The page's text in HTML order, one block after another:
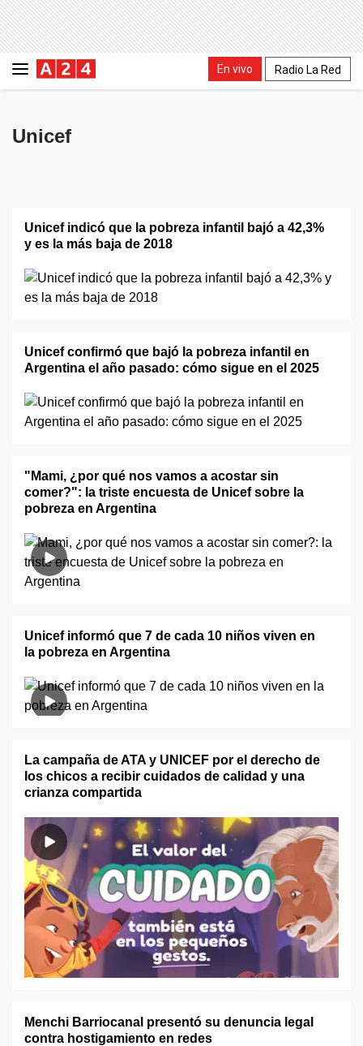
En vivo Radio La Red
Unicef
Unicef indicó que la pobreza infantil bajó a 42,3%
y es la más baja de 2018
Unicef confirmó que bajó la pobreza infantil en
Argentina el año pasado: cómo sigue en el 2025
"Mami, ¿por qué nos vamos a acostar sin
comer?": la triste encuesta de Unicef sobre la
pobreza en Argentina
Unicef informó que 7 de cada 10 niños viven en
la pobreza en Argentina
La campaña de ATA y UNICEF por el derecho de
los chicos a recibir cuidados de calidad y una
crianza compartida
Menchi Barriocanal presentó su denuncia legal
contra hostigamiento en redes